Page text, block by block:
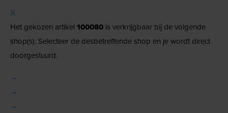
X
Het gekozen artikel 100080 is verkrijgbaar bij de volgende
shop(s). Selecteer de desbetreffende shop en je wordt direct
doorgestuurd.
→
→
→